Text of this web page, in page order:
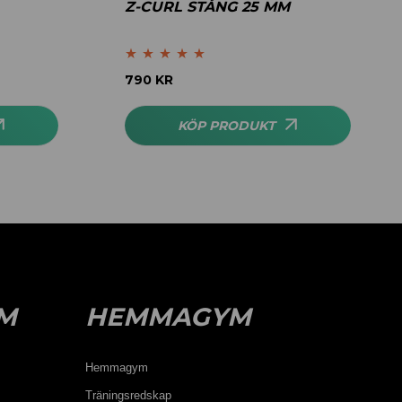
Z-CURL STÅNG 25 MM
Betygsatt
790 KR
KÖP PRODUKT
HEMMAGYM
Hemmagym
Träningsredskap